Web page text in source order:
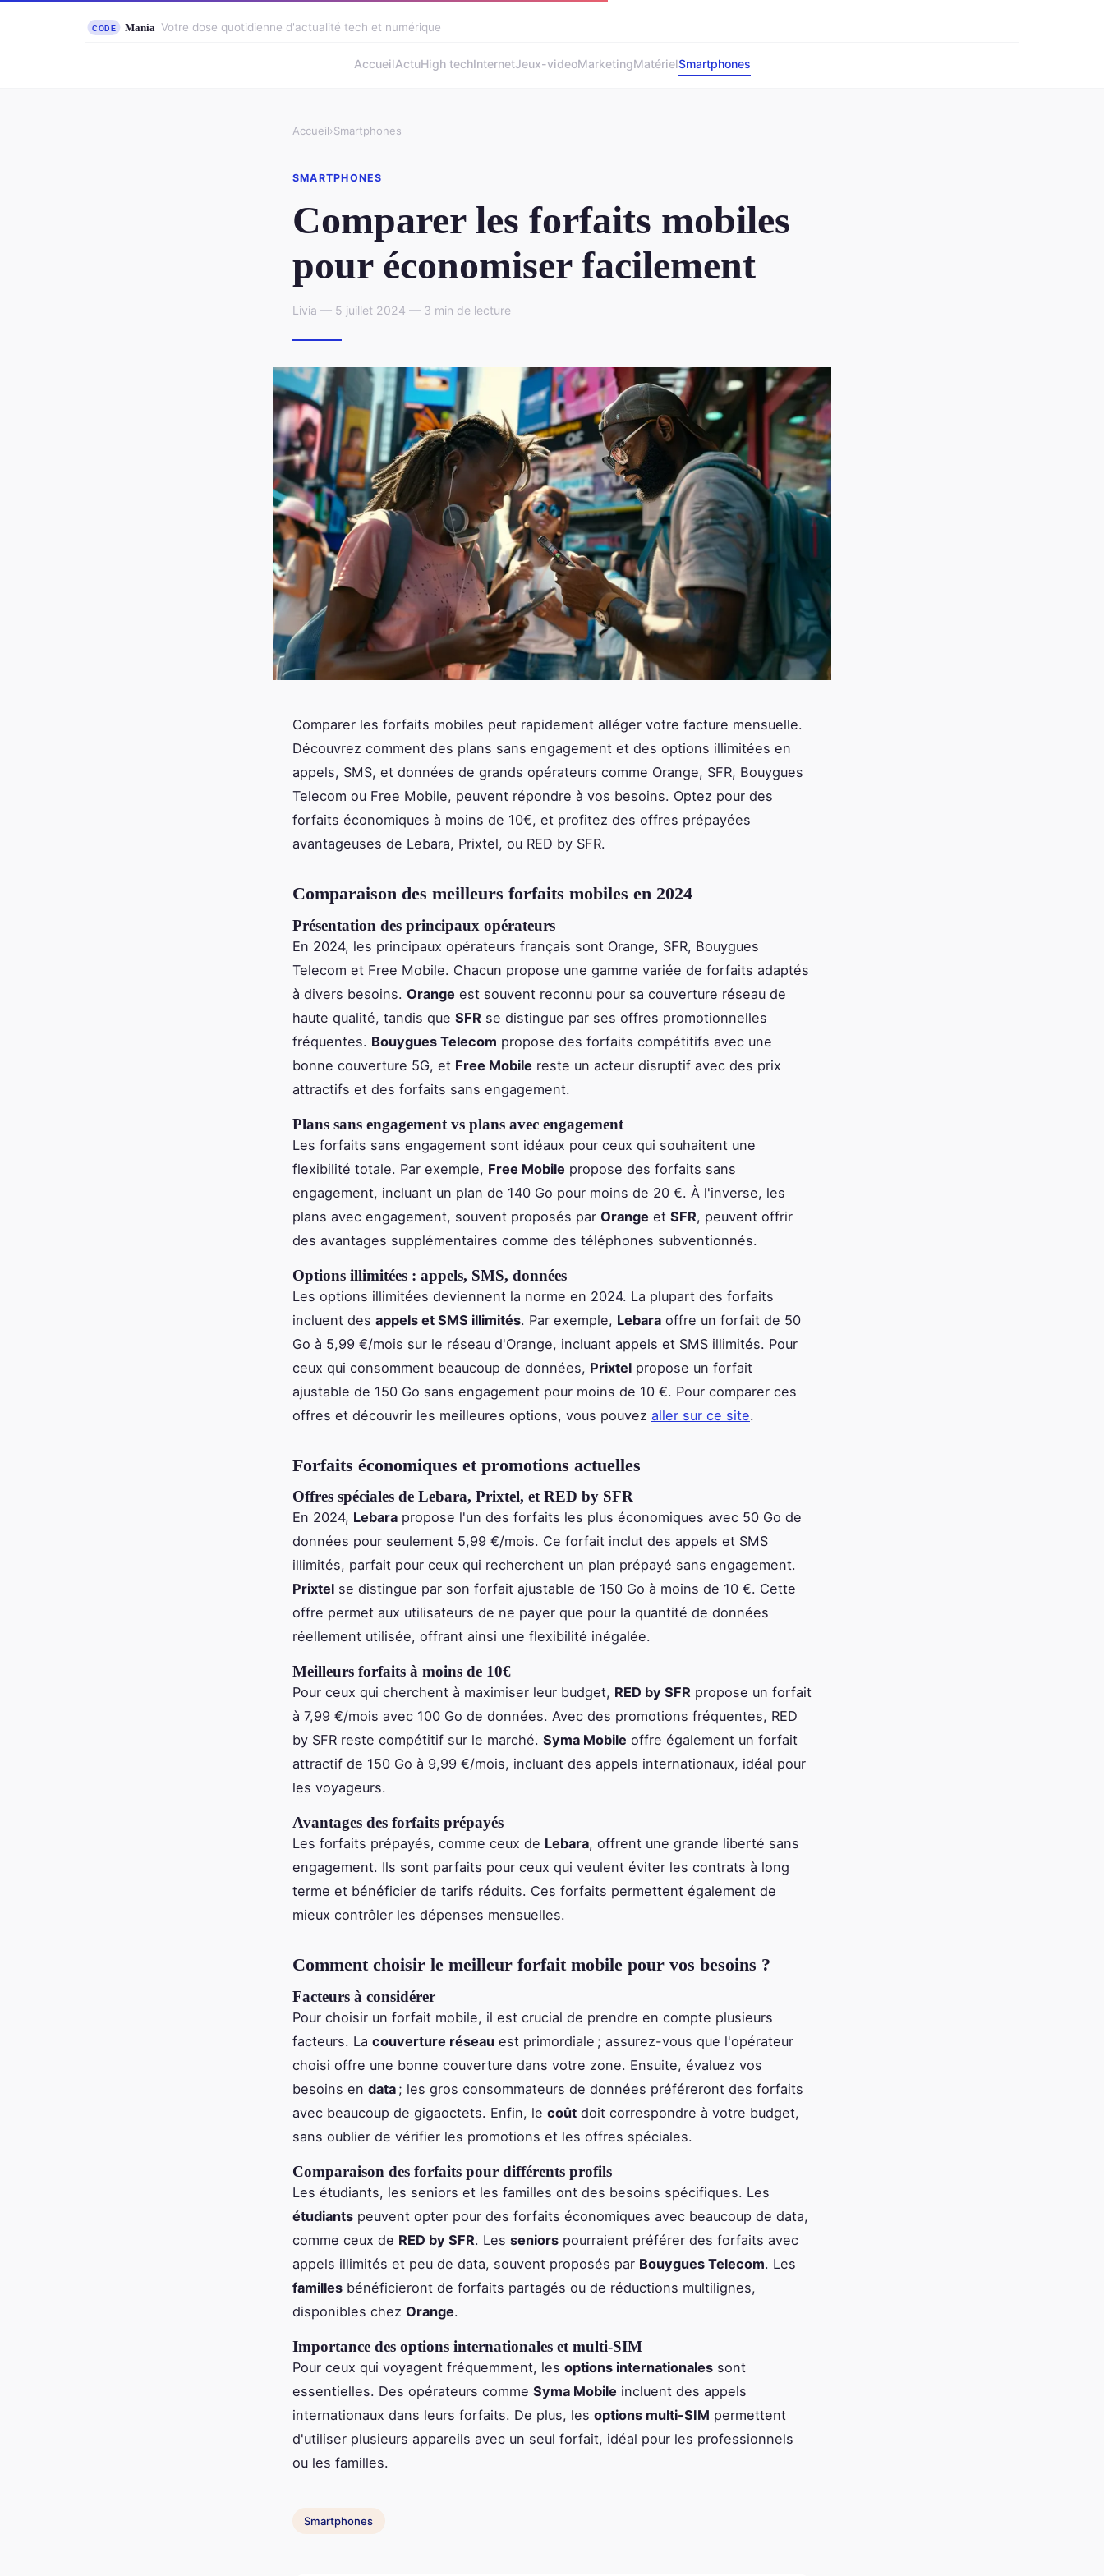
Votre dose quotidienne d'actualité tech et numérique
AccueilActuHigh techInternetJeux-videoMarketingMatérielSmartphones
Accueil›Smartphones
SMARTPHONES
Comparer les forfaits mobiles
pour économiser facilement
Livia — 5 juillet 2024 — 3 min de lecture
Comparer les forfaits mobiles peut rapidement alléger votre facture mensuelle.
Découvrez comment des plans sans engagement et des options illimitées en
appels, SMS, et données de grands opérateurs comme Orange, SFR, Bouygues
Telecom ou Free Mobile, peuvent répondre à vos besoins. Optez pour des
forfaits économiques à moins de 10€, et profitez des offres prépayées
avantageuses de Lebara, Prixtel, ou RED by SFR.
Comparaison des meilleurs forfaits mobiles en 2024
Présentation des principaux opérateurs
En 2024, les principaux opérateurs français sont Orange, SFR, Bouygues
Telecom et Free Mobile. Chacun propose une gamme variée de forfaits adaptés
à divers besoins. Orange est souvent reconnu pour sa couverture réseau de
haute qualité, tandis que SFR se distingue par ses offres promotionnelles
fréquentes. Bouygues Telecom propose des forfaits compétitifs avec une
bonne couverture 5G, et Free Mobile reste un acteur disruptif avec des prix
attractifs et des forfaits sans engagement.
Plans sans engagement vs plans avec engagement
Les forfaits sans engagement sont idéaux pour ceux qui souhaitent une
flexibilité totale. Par exemple, Free Mobile propose des forfaits sans
engagement, incluant un plan de 140 Go pour moins de 20 €. À l'inverse, les
plans avec engagement, souvent proposés par Orange et SFR, peuvent offrir
des avantages supplémentaires comme des téléphones subventionnés.
Options illimitées : appels, SMS, données
Les options illimitées deviennent la norme en 2024. La plupart des forfaits
incluent des appels et SMS illimités. Par exemple, Lebara offre un forfait de 50
Go à 5,99 €/mois sur le réseau d'Orange, incluant appels et SMS illimités. Pour
ceux qui consomment beaucoup de données, Prixtel propose un forfait
ajustable de 150 Go sans engagement pour moins de 10 €. Pour comparer ces
offres et découvrir les meilleures options, vous pouvez aller sur ce site.
Forfaits économiques et promotions actuelles
Offres spéciales de Lebara, Prixtel, et RED by SFR
En 2024, Lebara propose l'un des forfaits les plus économiques avec 50 Go de
données pour seulement 5,99 €/mois. Ce forfait inclut des appels et SMS
illimités, parfait pour ceux qui recherchent un plan prépayé sans engagement.
Prixtel se distingue par son forfait ajustable de 150 Go à moins de 10 €. Cette
offre permet aux utilisateurs de ne payer que pour la quantité de données
réellement utilisée, offrant ainsi une flexibilité inégalée.
Meilleurs forfaits à moins de 10€
Pour ceux qui cherchent à maximiser leur budget, RED by SFR propose un forfait
à 7,99 €/mois avec 100 Go de données. Avec des promotions fréquentes, RED
by SFR reste compétitif sur le marché. Syma Mobile offre également un forfait
attractif de 150 Go à 9,99 €/mois, incluant des appels internationaux, idéal pour
les voyageurs.
Avantages des forfaits prépayés
Les forfaits prépayés, comme ceux de Lebara, offrent une grande liberté sans
engagement. Ils sont parfaits pour ceux qui veulent éviter les contrats à long
terme et bénéficier de tarifs réduits. Ces forfaits permettent également de
mieux contrôler les dépenses mensuelles.
Comment choisir le meilleur forfait mobile pour vos besoins ?
Facteurs à considérer
Pour choisir un forfait mobile, il est crucial de prendre en compte plusieurs
facteurs. La couverture réseau est primordiale ; assurez-vous que l'opérateur
choisi offre une bonne couverture dans votre zone. Ensuite, évaluez vos
besoins en data ; les gros consommateurs de données préféreront des forfaits
avec beaucoup de gigaoctets. Enfin, le coût doit correspondre à votre budget,
sans oublier de vérifier les promotions et les offres spéciales.
Comparaison des forfaits pour différents profils
Les étudiants, les seniors et les familles ont des besoins spécifiques. Les
étudiants peuvent opter pour des forfaits économiques avec beaucoup de data,
comme ceux de RED by SFR. Les seniors pourraient préférer des forfaits avec
appels illimités et peu de data, souvent proposés par Bouygues Telecom. Les
familles bénéficieront de forfaits partagés ou de réductions multilignes,
disponibles chez Orange.
Importance des options internationales et multi-SIM
Pour ceux qui voyagent fréquemment, les options internationales sont
essentielles. Des opérateurs comme Syma Mobile incluent des appels
internationaux dans leurs forfaits. De plus, les options multi-SIM permettent
d'utiliser plusieurs appareils avec un seul forfait, idéal pour les professionnels
ou les familles.
Smartphones